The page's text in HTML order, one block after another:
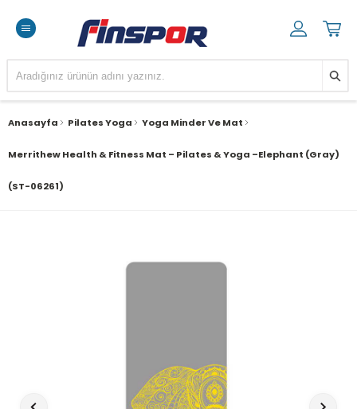
Anasayfa Pilates Yoga Yoga Minder Ve Mat
Merrithew Health & Fitness Mat – Pilates & Yoga –Elephant (gray)
(ST-06261)